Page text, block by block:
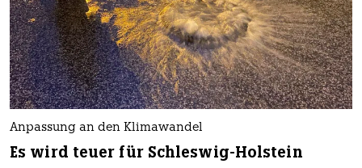
Anpassung an den Klimawandel
Es wird teuer für Schleswig-Holstein